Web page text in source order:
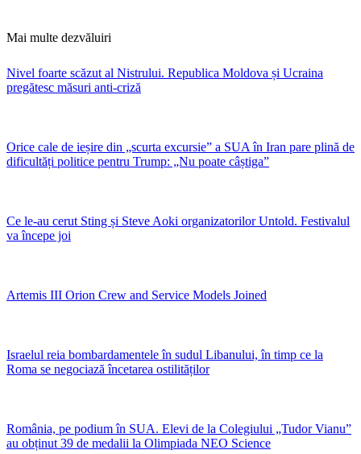
Mai multe dezvăluiri
Nivel foarte scăzut al Nistrului. Republica Moldova și Ucraina
pregătesc măsuri anti-criză
Orice cale de ieșire din „scurta excursie” a SUA în Iran pare plină de
dificultăți politice pentru Trump: „Nu poate câștiga”
Ce le-au cerut Sting și Steve Aoki organizatorilor Untold. Festivalul
va începe joi
Artemis III Orion Crew and Service Models Joined
Israelul reia bombardamentele în sudul Libanului, în timp ce la
Roma se negociază încetarea ostilităților
România, pe podium în SUA. Elevi de la Colegiului „Tudor Vianu”
au obținut 39 de medalii la Olimpiada NEO Science